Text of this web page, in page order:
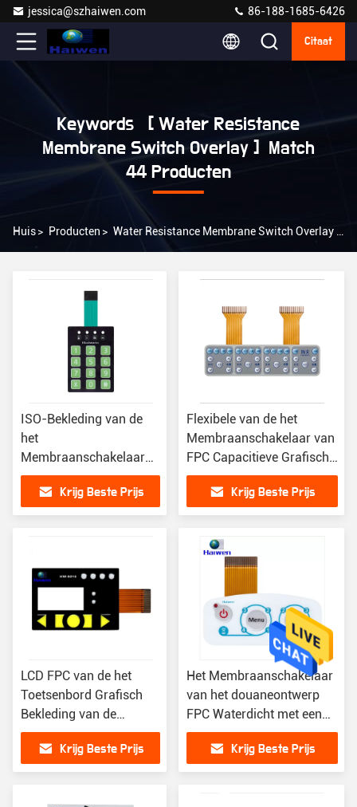
jessica@szhaiwen.com 86-188-1685-6426
Citaat
Keywords [ Water Resistance
Membrane Switch Overlay ] Match
44 Producten
Huis> Producten > Water Resistance Membrane Switch Overlay Online Manufacturer
ISO-Bekleding van de
het
Membraanschakelaar
van de Waterweerstand
de Verlichte die in
Diverse Fieds wordt
Krijg Beste Prijs
Flexibele van de het
Membraanschakelaar van
FPC Capacitieve Grafische
Bekleding Ingebedde
leiden
Krijg Beste Prijs
LCD FPC van de het
Toetsenbord Grafisch
Bekleding van de
Membraanschakelaar
het Comité ISO
Certificaat
Krijg Beste Prijs
Het Membraanschakelaar
van het douaneontwerp
FPC Waterdicht met een
Rode Groene Bi-Kleur
LEDs
Krijg Beste Prijs